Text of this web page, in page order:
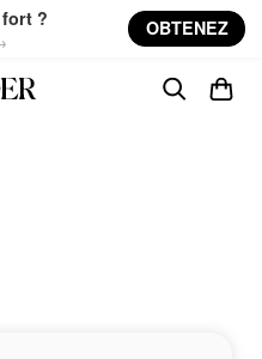
? OBTENEZ